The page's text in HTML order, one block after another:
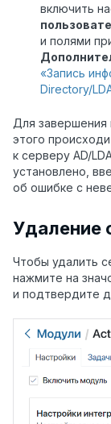
включить
и полями
«Запись
Directory/
Для завершения
этого
к серверу AD/
установлено,
об ошибке с
Удаление
Чтобы удалить
нажмите на
и подтвердите